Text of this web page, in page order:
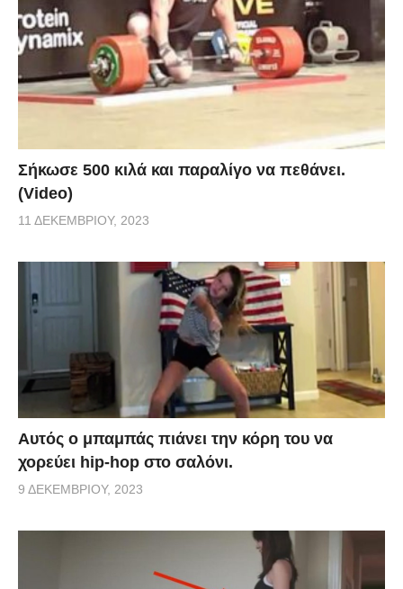
Σήκωσε 500 κιλά και παραλίγο να πεθάνει.
(Video)
11 ΔΕΚΕΜΒΡΊΟΥ, 2023
Αυτός ο μπαμπάς πιάνει την κόρη του να
χορεύει hip-hop στο σαλόνι.
9 ΔΕΚΕΜΒΡΊΟΥ, 2023